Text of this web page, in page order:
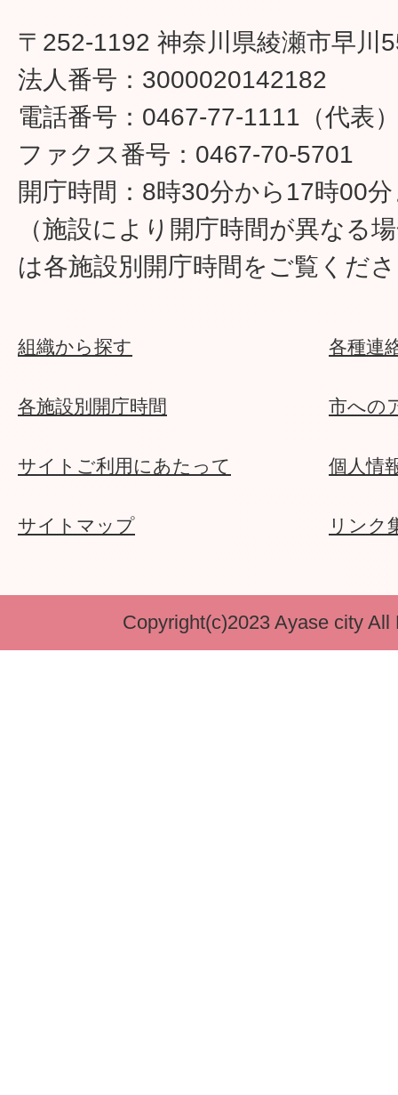
〒252-1192 神奈川県綾瀬市早川
法人番号：3000020142182
電話番号：0467-77-1111（代表
ファクス番号：0467-70-5701
開庁時間：8時30分から17時00
（施設により開庁時間が異なる
は各施設別開庁時間をご覧くだ
組織から探す 各種連
各施設別開庁時間 市への
サイトご利用にあたって 個人情
サイトマップ リンク
Copyright(c)2023 Ayase city